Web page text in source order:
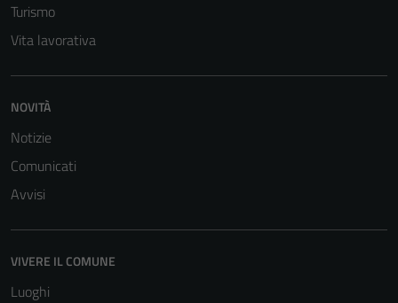
Turismo
Vita lavorativa
NOVITÀ
Notizie
Comunicati
Avvisi
VIVERE IL COMUNE
Luoghi